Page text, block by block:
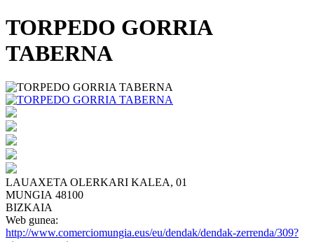
TORPEDO GORRIA
TABERNA
LAUAXETA OLERKARI KALEA, 01
MUNGIA 48100
BIZKAIA
Web gunea:
http://www.comerciomungia.eus/eu/dendak/dendak-zerrenda/309?